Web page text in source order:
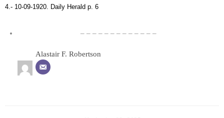
4.- 10-09-1920. Daily Herald p. 6
– – – – – – – – – – – – –
Alastair F. Robertson